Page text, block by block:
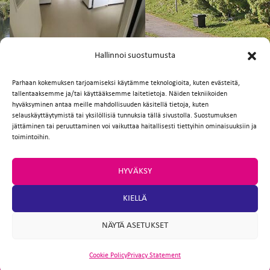
Hallinnoi suostumusta
Parhaan kokemuksen tarjoamiseksi käytämme teknologioita, kuten evästeitä,
tallentaaksemme ja/tai käyttääksemme laitetietoja. Näiden tekniikoiden
hyväksyminen antaa meille mahdollisuuden käsitellä tietoja, kuten
selauskäyttäytymistä tai yksilöllisiä tunnuksia tällä sivustolla. Suostumuksen
jättäminen tai peruuttaminen voi vaikuttaa haitallisesti tiettyihin ominaisuuksiin ja
toimintoihin.
HYVÄKSY
KIELLÄ
NÄYTÄ ASETUKSET
Cookie PolicyPrivacy Statement
FI
Facebook
TwitterEmailWhatsApp